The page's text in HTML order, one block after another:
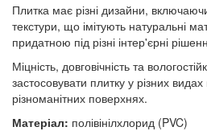
Плитка має різні дизайни,
текстури, що імітують натуральні
придатною під різні інтер'єрні
Міцність, довговічність та
застосовувати плитку у різних
різноманітних поверхнях.
Матеріал: полівінілхлорид (PVC)